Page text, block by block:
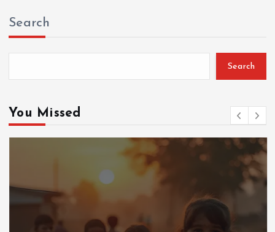
Search
Search
You Missed